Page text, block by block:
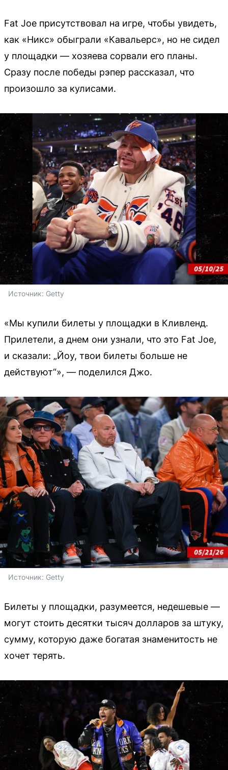
Fat Joe присутствовал на игре, чтобы увидеть,
как «Никс» обыграли «Кавальерс», но не сидел
у площадки — хозяева сорвали его планы.
Сразу после победы рэпер рассказал, что
произошло за кулисами.
Источник: Getty
«Мы купили билеты у площадки в Кливленд.
Прилетели, а днем они узнали, что это Fat Joe,
и сказали: „Йоу, твои билеты больше не
действуют“», — поделился Джо.
Источник: Getty
Билеты у площадки, разумеется, недешевые —
могут стоить десятки тысяч долларов за штуку,
сумму, которую даже богатая знаменитость не
хочет терять.